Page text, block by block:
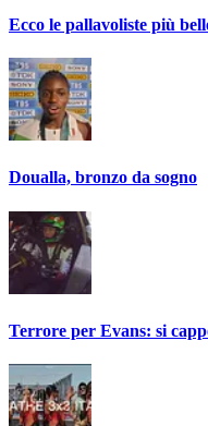
Ecco le pallavoliste più
Doualla, bronzo da sogno
Terrore per Evans: si